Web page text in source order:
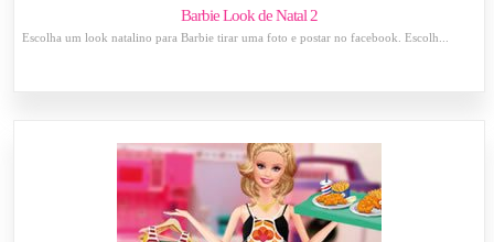
Barbie Look de Natal 2
Escolha um look natalino para Barbie tirar uma foto e postar no facebook. Escolh...